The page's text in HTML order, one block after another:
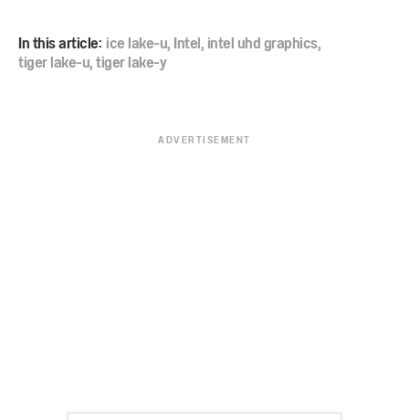
In this article:ice lake-u,Intel,intel uhd graphics,
tiger lake-u,tiger lake-y
ADVERTISEMENT